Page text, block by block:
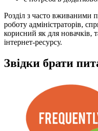
Розділ з часто вживаними
роботу адміністраторів,
корисний як для новачків,
інтернет-ресурсу.
Звідки брати